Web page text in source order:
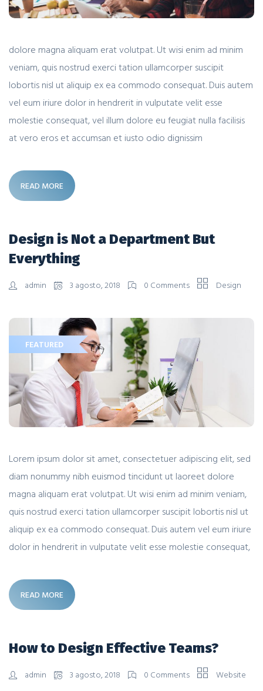
dolore magna aliquam erat volutpat. Ut wisi enim ad minim
veniam, quis nostrud exerci tation ullamcorper suscipit
lobortis nisl ut aliquip ex ea commodo consequat. Duis autem
vel eum iriure dolor in hendrerit in vulputate velit esse
molestie consequat, vel illum dolore eu feugiat nulla facilisis
at vero eros et accumsan et iusto odio dignissim
READ MORE
Design is Not a Department But
Everything
admin 3 agosto, 2018 0 Comments Design
Lorem ipsum dolor sit amet, consectetuer adipiscing elit, sed
diam nonummy nibh euismod tincidunt ut laoreet dolore
magna aliquam erat volutpat. Ut wisi enim ad minim veniam,
quis nostrud exerci tation ullamcorper suscipit lobortis nisl ut
aliquip ex ea commodo consequat. Duis autem vel eum iriure
dolor in hendrerit in vulputate velit esse molestie consequat,
READ MORE
How to Design Effective Teams?
admin 3 agosto, 2018 0 Comments Website